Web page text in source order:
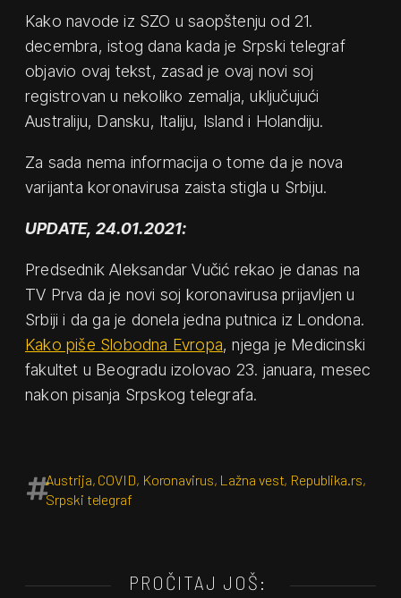
Kako navode iz SZO u saopštenju od 21.
decembra, istog dana kada je Srpski telegraf
objavio ovaj tekst, zasad je ovaj novi soj
registrovan u nekoliko zemalja, uključujući
Australiju, Dansku, Italiju, Island i Holandiju.
Za sada nema informacija o tome da je nova
varijanta koronavirusa zaista stigla u Srbiju.
UPDATE, 24.01.2021:
Predsednik Aleksandar Vučić rekao je danas na
TV Prva da je novi soj koronavirusa prijavljen u
Srbiji i da ga je donela jedna putnica iz Londona.
Kako piše Slobodna Evropa, njega je Medicinski
fakultet u Beogradu izolovao 23. januara, mesec
nakon pisanja Srpskog telegrafa.
Austrija, COVID, Koronavirus, Lažna vest, Republika.rs,
Srpski telegraf
PROČITAJ JOŠ: